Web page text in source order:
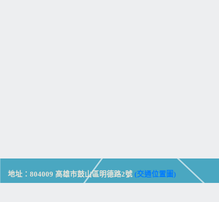
地址：804009 高雄市鼓山區明德路2號 (交通位置圖)